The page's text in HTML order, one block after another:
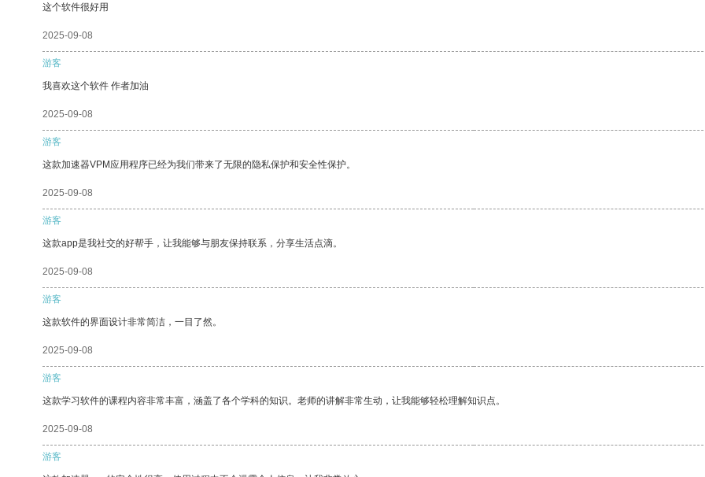
这个软件很好用
2025-09-08
游客
我喜欢这个软件 作者加油
2025-09-08
游客
这款加速器VPM应用程序已经为我们带来了无限的隐私保护和安全性保护。
2025-09-08
游客
这款app是我社交的好帮手，让我能够与朋友保持联系，分享生活点滴。
2025-09-08
游客
这款软件的界面设计非常简洁，一目了然。
2025-09-08
游客
这款学习软件的课程内容非常丰富，涵盖了各个学科的知识。老师的讲解非常生动，让我能够轻松理解知识点。
2025-09-08
游客